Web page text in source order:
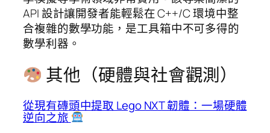
API 設計讓開發者能輕鬆在 C++/C 環境中整
合複雜的數學功能，是工具箱中不可多得的
數學利器。
其他（硬體與社會觀測）
從現有磚頭中提取 Lego NXT 韌體：一場硬體
逆向之旅